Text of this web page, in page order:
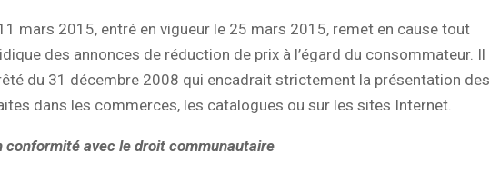
mars 2015, entré en vigueur le 25 mars 2015, remet en cause tout
des annonces de réduction de prix à l’égard du consommateur. Il
du 31 décembre 2008 qui encadrait strictement la présentation des
dans les commerces, les catalogues ou sur les sites Internet.
conformité avec le droit communautaire